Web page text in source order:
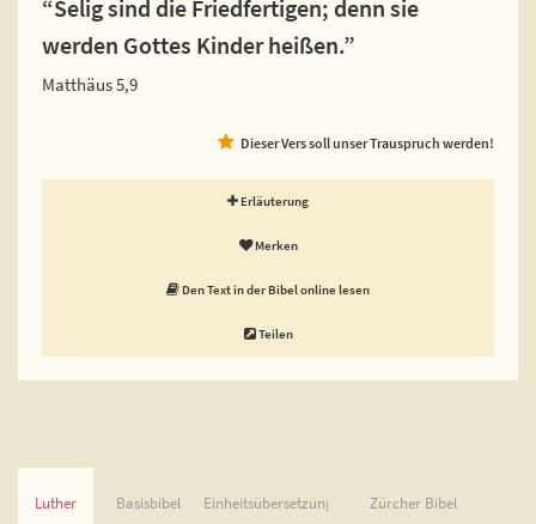
“Selig sind die Friedfertigen; denn sie
werden Gottes Kinder heißen.”
Matthäus 5,9
Dieser Vers soll unser Trauspruch werden!
Erläuterung
Merken
Den Text in der Bibel online lesen
Teilen
Luther Basisbibel Einheitsübersetzung Zürcher Bibel